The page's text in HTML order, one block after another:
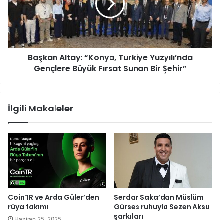
y
i
B
i
r
i
m
T
ö
e
n
i
İ
s
a
n
A
l
t
a
T
ü
r
i
y
Başkan Altay: “Konya, Türkiye Yüzyılı’nda
Gençlere Büyük Fırsat Sunan Bir Şehir”
İlgili Makaleler
CoinTR ve Arda Güler’den
rüya takımı
Serdar Saka’dan Müslüm
Gürses ruhuyla Sezen Aksu
şarkıları